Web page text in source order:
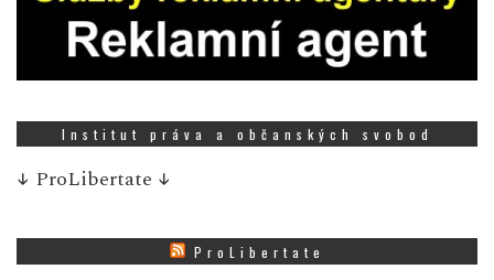
Institut práva a občanských svobod
↓ ProLibertate ↓
ProLibertate